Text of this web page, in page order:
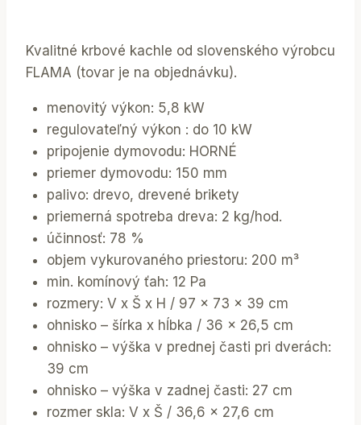
Kvalitné krbové kachle od slovenského výrobcu
FLAMA (tovar je na objednávku).
menovitý výkon: 5,8 kW
regulovateľný výkon : do 10 kW
pripojenie dymovodu: HORNÉ
priemer dymovodu: 150 mm
palivo: drevo, drevené brikety
priemerná spotreba dreva: 2 kg/hod.
účinnosť: 78 %
objem vykurovaného priestoru: 200 m³
min. komínový ťah: 12 Pa
rozmery: V x Š x H / 97 x 73 x 39 cm
ohnisko – šírka x hĺbka / 36 x 26,5 cm
ohnisko – výška v prednej časti pri dverách:
39 cm
ohnisko – výška v zadnej časti: 27 cm
rozmer skla: V x Š / 36,6 x 27,6 cm